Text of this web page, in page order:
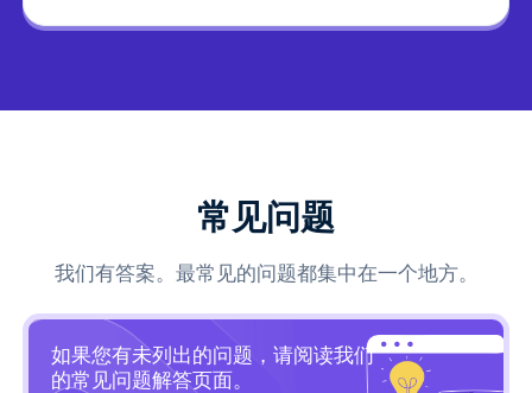
常见问题
我们有答案。最常见的问题都集中在一个地方。
如果您有未列出的问题，请阅读我们
的常见问题解答页面。